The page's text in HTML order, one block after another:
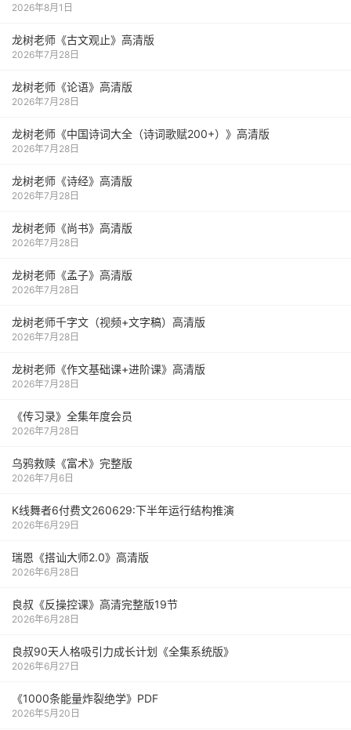
2026年8月1日
龙树老师《古文观止》高清版
2026年7月28日
龙树老师《论语》高清版
2026年7月28日
龙树老师《中国诗词大全（诗词歌赋200+）》高清版
2026年7月28日
龙树老师《诗经》高清版
2026年7月28日
龙树老师《尚书》高清版
2026年7月28日
龙树老师《孟子》高清版
2026年7月28日
龙树老师千字文（视频+文字稿）高清版
2026年7月28日
龙树老师《作文基础课+进阶课》高清版
2026年7月28日
《传习录》全集年度会员
2026年7月28日
乌鸦救赎《富术》完整版
2026年7月6日
K线舞者6付费文260629:下半年运行结构推演
2026年6月29日
瑞恩《搭讪大师2.0》高清版
2026年6月28日
良叔《反操控课》高清完整版19节
2026年6月28日
良叔90天人格吸引力成长计划《全集系统版》
2026年6月27日
《1000‮能条‬‎量‮裂炸‬‎绝学》PDF
2026年5月20日